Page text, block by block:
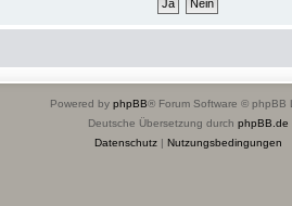
Powered by phpBB® Forum Software © phpBB
Deutsche Übersetzung durch phpBB.de
Datenschutz| Nutzungsbedingungen